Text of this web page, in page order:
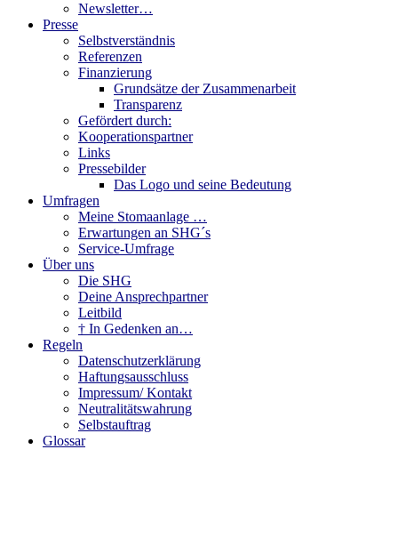
Newsletter…
Presse
Selbstverständnis
Referenzen
Finanzierung
Grundsätze der Zusammenarbeit
Transparenz
Gefördert durch:
Kooperationspartner
Links
Pressebilder
Das Logo und seine Bedeutung
Umfragen
Meine Stomaanlage …
Erwartungen an SHG´s
Service-Umfrage
Über uns
Die SHG
Deine Ansprechpartner
Leitbild
† In Gedenken an…
Regeln
Datenschutzerklärung
Haftungsausschluss
Impressum/ Kontakt
Neutralitätswahrung
Selbstauftrag
Glossar